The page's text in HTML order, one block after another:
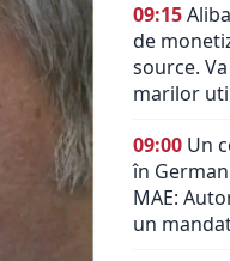
09:15
de
source.
marilor
09:00 Un
în
MAE:
un